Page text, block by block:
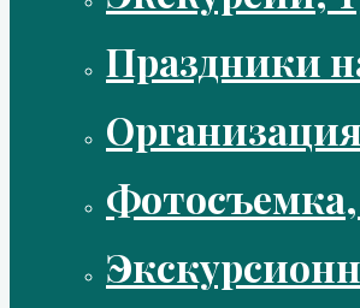
Праздники